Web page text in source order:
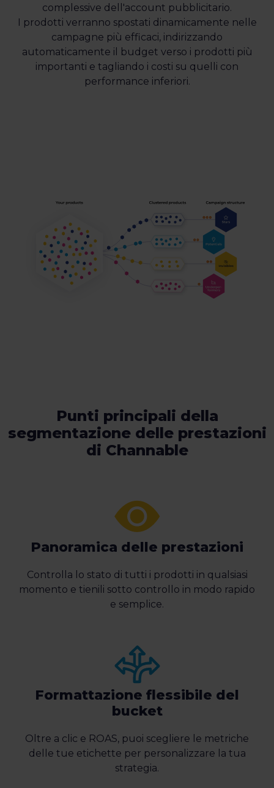
complessive dell'account pubblicitario.
I prodotti verranno spostati dinamicamente nelle
campagne più efficaci, indirizzando
automaticamente il budget verso i prodotti più
importanti e tagliando i costi su quelli con
performance inferiori.
Punti principali della
segmentazione delle prestazioni
di Channable
Panoramica delle prestazioni
Controlla lo stato di tutti i prodotti in qualsiasi
momento e tienili sotto controllo in modo rapido
e semplice.
Formattazione flessibile del
bucket
Oltre a clic e ROAS, puoi scegliere le metriche
delle tue etichette per personalizzare la tua
strategia.